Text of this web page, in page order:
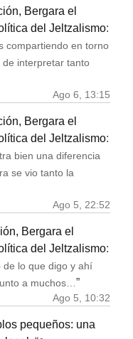
Bergara el
del Jeltzalismo:
compartiendo en torno
interpretar tanto
Ago 6, 13:15
Bergara el
del Jeltzalismo:
bien una diferencia
se vio tanto la
Ago 5, 22:52
Bergara el
del Jeltzalismo:
de lo que digo y ahí
a muchos… ”
Ago 5, 10:32
pequeños: una